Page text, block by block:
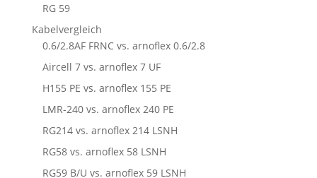
RG 59
Kabelvergleich
0.6/2.8AF FRNC vs. arnoflex 0.6/2.8
Aircell 7 vs. arnoflex 7 UF
H155 PE vs. arnoflex 155 PE
LMR-240 vs. arnoflex 240 PE
RG214 vs. arnoflex 214 LSNH
RG58 vs. arnoflex 58 LSNH
RG59 B/U vs. arnoflex 59 LSNH